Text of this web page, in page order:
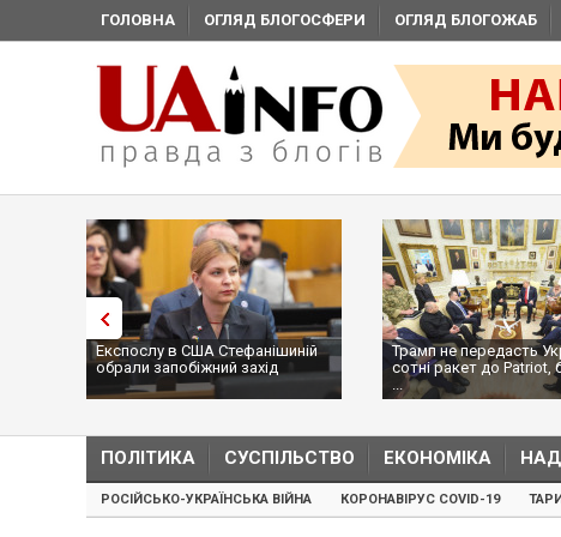
ГОЛОВНА ОГЛЯД БЛОГОСФЕРИ ОГЛЯД БЛОГОЖАБ
Експослу в США Стефанішиній
обрали запобіжний захід
Трамп не передасть
сотні ракет до Patriot,
...
ПОЛІТИКА СУСПІЛЬСТВО ЕКОНОМІКА
РОСІЙСЬКО-УКРАЇНСЬКА ВІЙНА КОРОНАВІРУС COVID-19